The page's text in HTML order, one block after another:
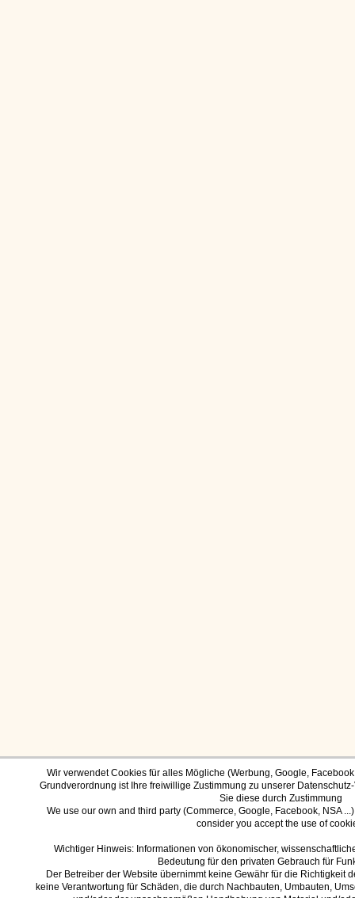
Wir verwendet Cookies für alles Mögliche (Werbung, Google,
Grundverordnung ist Ihre freiwillige Zustimmung zu unserer
Sie diese durch Zustimmung
We use our own and third party (Commerce, Google, Facebook, NSA
consider you accept the use of
Wichtiger Hinweis: Informationen von ökonomischer,
Bedeutung für den privaten Gebrauch für
Der Betreiber der Website übernimmt keine Gewähr für die Richtigkeit
keine Verantwortung für Schäden, die durch Nachbauten, Umbauten,